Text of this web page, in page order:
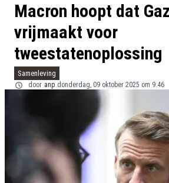
Macron hoopt dat
vrijmaakt voor
tweestatenoplossing
Samenleving
door anp donderdag, 09 oktober 2025 om 9:46